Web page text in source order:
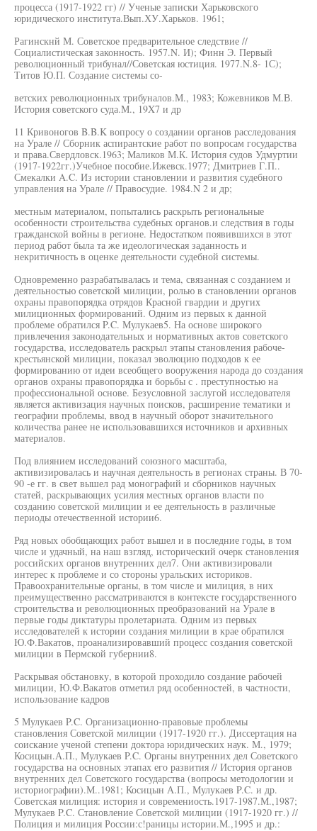
процесса (1917-1922 гг) // Ученые записки Харьковского
юридического института.Вып.ХУ.Харьков. 1961;
Рагинскнй М. Советское предварительное следствие //
Социалистическая законность. 1957.N. И); Финн Э. Первый
революционный трибунал//Советская юстиция. 1977.N.8- 1С);
Титов Ю.П. Создание системы со-
ветских революционных трибуналов.М., 1983; Кожевников М.В.
История советского суда.М., 19X7 и др
11 Кривоногов B.B.K вопросу о создании органов расследования
на Урале // Сборник аспирантские работ по вопросам государства
и права.Свердловск.1963; Маликов М.К. История судов Удмуртии
(1917-1922гг.)Учебное пособие.Ижевск.1977; Дмитриев Г.П..
Смекалки A.C. Из истории становлении и развития судебного
управления на Урале // Правосудие. 1984.N 2 и др;
местным материалом, попытались раскрыть региональные
особенности строительства судебных органов.и следствия в годы
гражданской войны в регионе. Недостатком появившихся в этот
период работ была та же идеологическая заданность и
некритичность в оценке деятельности судебной системы.
Одновременно разрабатывалась и тема, связанная с созданием и
деятельностью советской милиции, ролью в становлении органов
охраны правопорядка отрядов Красной гвардии и других
милиционных формирований. Одним из первых к данной
проблеме обратился P.C. Мулукаев5. На основе широкого
привлечения законодательных и нормативных актов советского
государства, исследователь раскрыл этапы становления рабоче-
крестьянской милиции, показал эволюцию подходов к ее
формированию от идеи всеобщего вооружения народа до создания
органов охраны правопорядка и борьбы с . преступностью на
профессиональной основе. Безусловной заслугой исследователя
является активизация научных поисков, расширение тематики и
географии проблемы, ввод в научный оборот значительного
количества ранее не использовавшихся источников и архивных
материалов.
Под влиянием исследований союзного масштаба,
активизировалась и научная деятельность в регионах страны. В 70-
90 -е гг. в свет вышел рад монографий и сборников научных
статей, раскрывающих усилия местных органов власти по
созданию советской милиции и ее деятельность в различные
периоды отечественной истории6.
Ряд новых обобщающих работ вышел и в последние годы, в том
числе и удачный, на наш взгляд, исторический очерк становления
российских органов внутренних дел7. Они активизировали
интерес к проблеме и со стороны уральских историков.
Правоохранительные органы, в том числе и милиция, в них
преимущественно рассматриваются в контексте государственного
строительства и революционных преобразований на Урале в
первые годы диктатуры пролетариата. Одним из первых
исследователей к истории создания милиции в крае обратился
Ю.Ф.Вакатов, проанализировавший процесс создания советской
милиции в Пермской губернии8.
Раскрывая обстановку, в которой проходило создание рабочей
милиции, Ю.Ф.Вакатов отметил ряд особенностей, в частности,
использование кадров
5 Мулукаев P.C. Организационно-правовые проблемы
становления Советской милиции (1917-1920 гг.). Диссертация на
соискание ученой степени доктора юридических наук. М., 1979;
Косицын.А.П., Мулукаев P.C. Органы внутренних дел Советского
государства на основных этапах его развития // История органов
внутренних дел Советского государства (вопросы методологии и
историографии).М..1981; Косицын А.П., Мулукаев P.C. и др.
Советская милиция: история и современиость.1917-1987.М.,1987;
Мулукаев P.C. Становление Советской милиции (1917-1920 гг.) //
Полиция и милиция России:с!раницы истории.М.,1995 и др.: